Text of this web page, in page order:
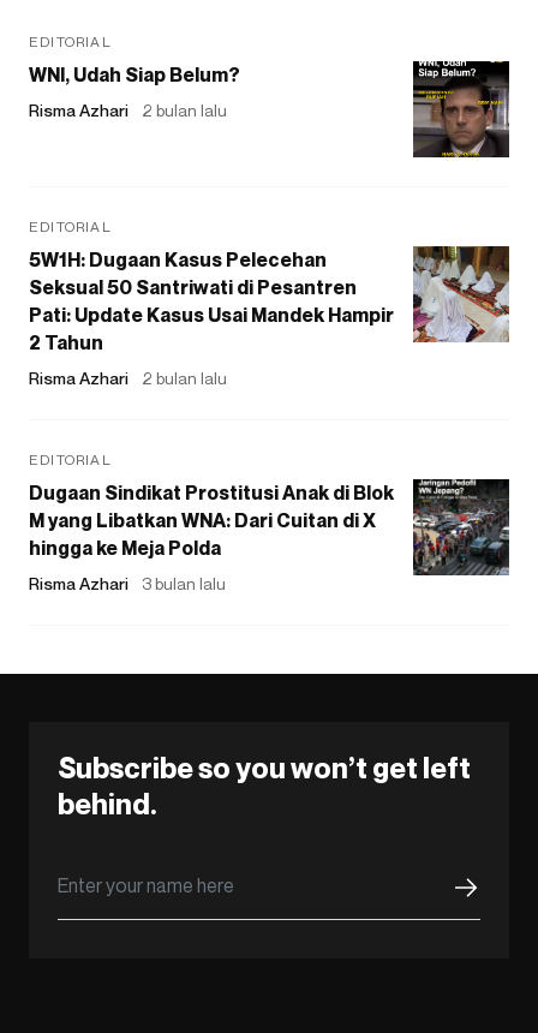
EDITORIAL
WNI, Udah Siap Belum?
Risma Azhari 2 bulan lalu
EDITORIAL
5W1H: Dugaan Kasus Pelecehan
Seksual 50 Santriwati di Pesantren
Pati: Update Kasus Usai Mandek Hampir
2 Tahun
Risma Azhari 2 bulan lalu
EDITORIAL
Dugaan Sindikat Prostitusi Anak di Blok
M yang Libatkan WNA: Dari Cuitan di X
hingga ke Meja Polda
Risma Azhari 3 bulan lalu
Subscribe so you won’t get left
behind.